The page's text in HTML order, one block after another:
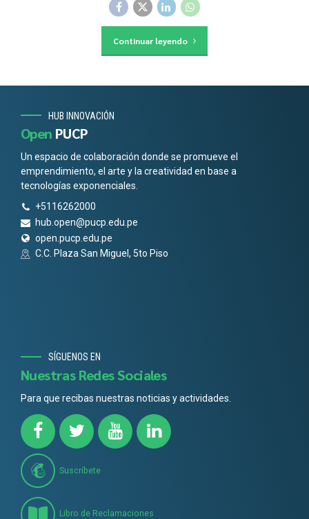
Continuar leyendo
HUB INNOVACIÓN
Open PUCP
Un espacio de colaboración donde se promueve el
emprendimiento, el arte y la creatividad en base a
tecnologías exponenciales.
+5116262000
hub.open@pucp.edu.pe
open.pucp.edu.pe
C.C. Plaza San Miguel, 5to Piso
SÍGUENOS EN
Nuestras Redes Sociales
Para que recibas nuestras noticias y actividades.
Suscríbete
Libro de Reclamaciones